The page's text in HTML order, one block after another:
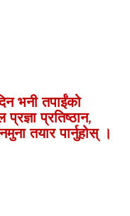
भनी तपाईंको
प्रतिष्ठान,
तयार पार्नुहोस् ।